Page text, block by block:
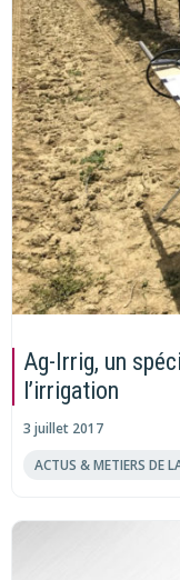
Ag-Irrig, un
l’irrigation
3 juillet 2017
ACTUS & METIERS DE